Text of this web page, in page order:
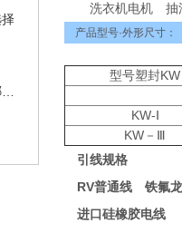
洗衣机电机 抽油
产品型号·外形尺寸：
型号塑封KW
KW-Ⅰ
KW－Ⅲ
引线规格
RV普通线 铁氟
进口硅橡胶电线